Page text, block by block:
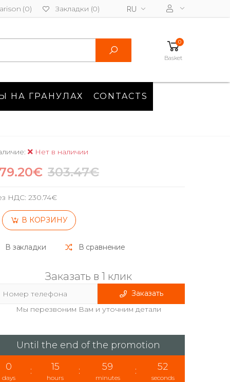
(0) Закладки (0) RU
0
Basket
НА ГРАНУЛАХ CONTACTS
Нет в наличии
303.47€
НДС: 230.74€
В КОРЗИНУ
В закладки В сравнение
Заказать в 1 клик
Заказать
Мы перезвоним Вам и уточним детали
Until the end of the promotion
0
days
: 15
hours
: 59
minutes
: 52
seconds